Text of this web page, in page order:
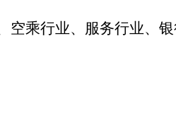
空乘行业、服务行业、